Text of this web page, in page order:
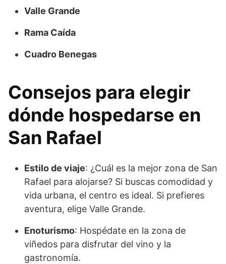
Valle Grande
Rama Caída
Cuadro Benegas
Consejos para elegir
dónde hospedarse en
San Rafael
Estilo de viaje: ¿Cuál es la mejor zona de San
Rafael para alojarse? Si buscas comodidad y
vida urbana, el centro es ideal. Si prefieres
aventura, elige Valle Grande.
Enoturismo: Hospédate en la zona de
viñedos para disfrutar del vino y la
gastronomía.